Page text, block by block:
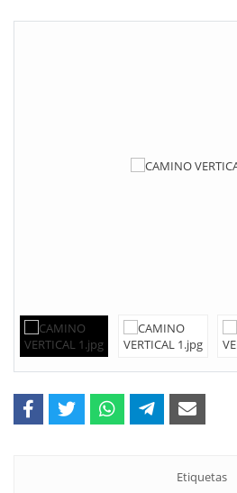
Etiquetas